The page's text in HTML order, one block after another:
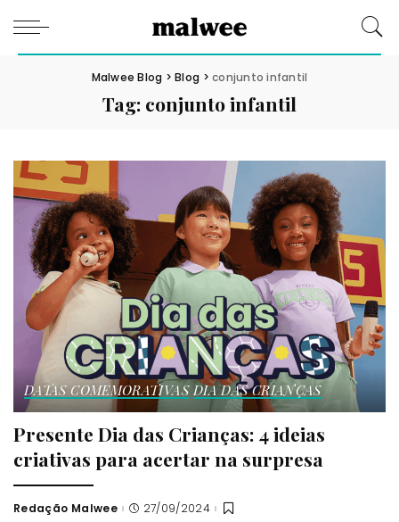
Malwee Blog >Blog >conjunto infantil
Tag: conjunto infantil
DATAS COMEMORATIVAS DIA DAS CRIANÇAS
Presente Dia das Crianças: 4 ideias
criativas para acertar na surpresa
Posted
Redação Malwee 27/09/2024